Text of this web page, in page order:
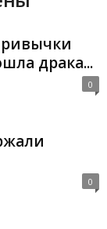
драка...
0
0